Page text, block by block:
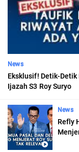
News
Eksklusif! Detik-
Ijazah S3 Roy Suryo
News
Refly